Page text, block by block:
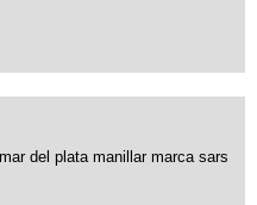
del plata manillar marca sars